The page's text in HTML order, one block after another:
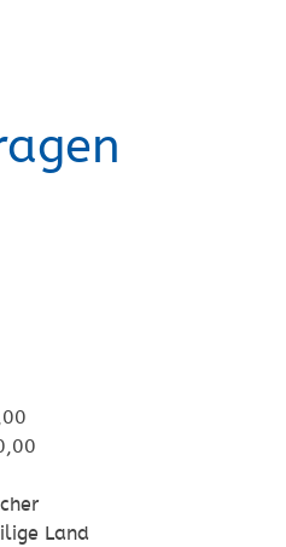
Land